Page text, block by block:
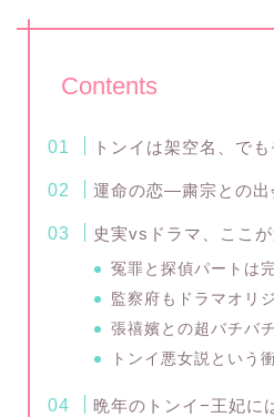
Contents
トンイは架空名、で
運命の恋―粛宗との出
史実vsドラマ、ここが
冤罪と探偵パートは
監察府もドラマオリ
張禧嬪との超バチバ
トンイ悪女説という
晩年のトンイ−王妃に